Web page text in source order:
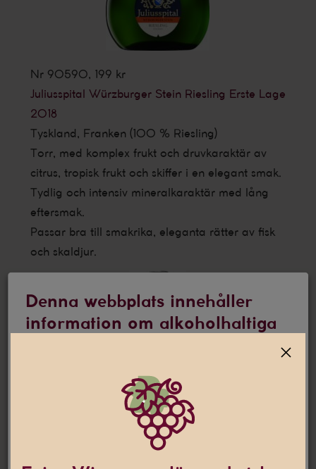
Nr 90590, 199 kr
Juliusspital Würzburger Stein Riesling Erste Lage
2018
Tyskland, Franken (100 % Riesling)
Torr, med komplex frukt och druvkaraktär av
citrus, tropisk frukt och skiffer i en elegant smak.
Tydlig och intensiv mineralkaraktär med lång
eftersmak.
Passar bra till smakrika, eleganta rätter av fisk
och skaldjur.
Denna webbplats innehåller
information om alkoholhaltiga
Jag är 25 år eller äldre
Denna webbplats använder
Den här webbplatsen använder cookies som hjälper oss att